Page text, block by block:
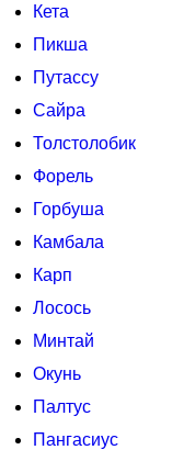
Кета
Пикша
Путассу
Сайра
Толстолобик
Форель
Горбуша
Камбала
Карп
Лосось
Минтай
Окунь
Палтус
Пангасиус